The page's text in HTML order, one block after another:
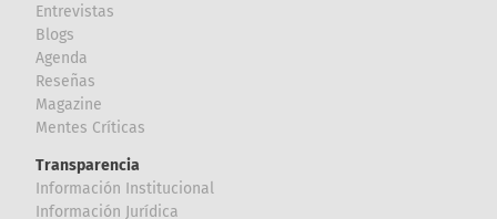
Entrevistas
Blogs
Agenda
Reseñas
Magazine
Mentes Críticas
Transparencia
Información Institucional
Información Jurídica